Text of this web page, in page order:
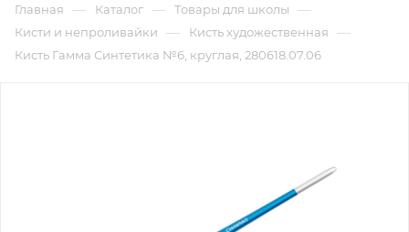
Главная — Каталог — Товары для школы —
Кисти и непроливайки — Кисть художественная —
Кисть Гамма Синтетика №6, круглая, 280618.07.06